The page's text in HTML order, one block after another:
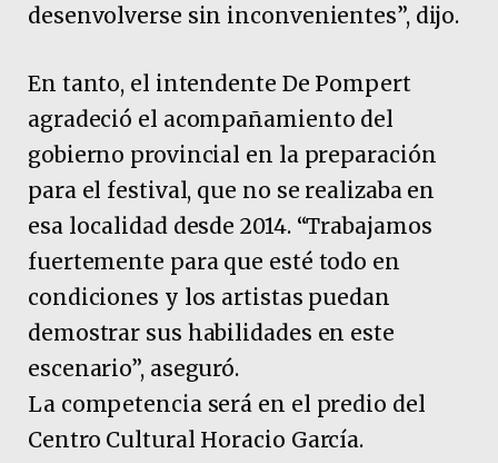
desenvolverse sin inconvenientes”, dijo.
En tanto, el intendente De Pompert
agradeció el acompañamiento del
gobierno provincial en la preparación
para el festival, que no se realizaba en
esa localidad desde 2014. “Trabajamos
fuertemente para que esté todo en
condiciones y los artistas puedan
demostrar sus habilidades en este
escenario”, aseguró.
La competencia será en el predio del
Centro Cultural Horacio García.